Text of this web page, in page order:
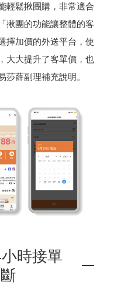
輕鬆揪團購，非常適合
揪團的功能讓整體的客
擇加價的外送平台，使
大大提升了客單價，也
薛副理補充說明。
時接單